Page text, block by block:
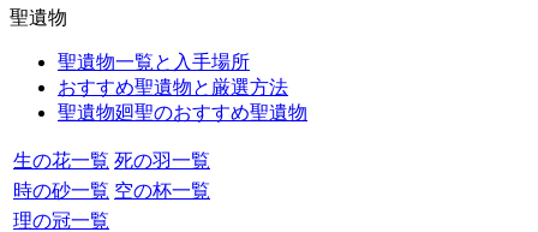
聖遺物
聖遺物一覧と入手場所
おすすめ聖遺物と厳選方法
聖遺物廻聖のおすすめ聖遺物
生の花一覧 死の羽一覧
時の砂一覧 空の杯一覧
理の冠一覧